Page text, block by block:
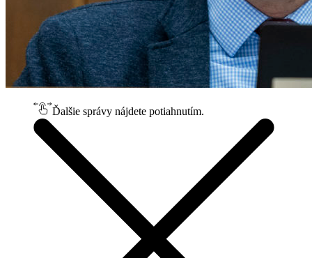
Ďalšie správy nájdete potiahnutím.